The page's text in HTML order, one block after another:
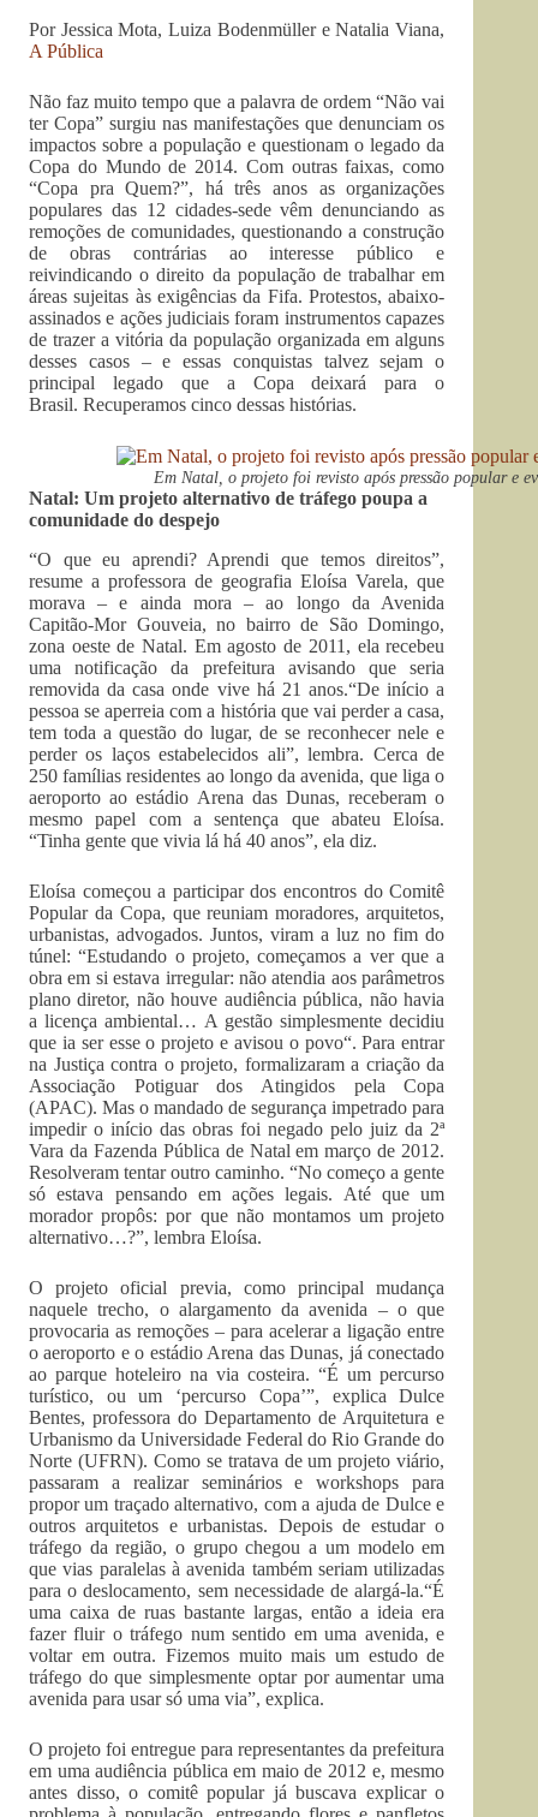
Por Jessica Mota, Luiza Bodenmüller e Natalia Viana,
A Pública
Não faz muito tempo que a palavra de ordem “Não vai
ter Copa” surgiu nas manifestações que denunciam os
impactos sobre a população e questionam o legado da
Copa do Mundo de 2014. Com outras faixas, como
“Copa pra Quem?”, há três anos as organizações
populares das 12 cidades-sede vêm denunciando as
remoções de comunidades, questionando a construção
de obras contrárias ao interesse público e
reivindicando o direito da população de trabalhar em
áreas sujeitas às exigências da Fifa. Protestos, abaixo-
assinados e ações judiciais foram instrumentos capazes
de trazer a vitória da população organizada em alguns
desses casos – e essas conquistas talvez sejam o
principal legado que a Copa deixará para o
Brasil. Recuperamos cinco dessas histórias.
Em Natal, o projeto foi revisto após pressão popular e
Natal: Um projeto alternativo de tráfego poupa a
comunidade do despejo
“O que eu aprendi? Aprendi que temos direitos”,
resume a professora de geografia Eloísa Varela, que
morava – e ainda mora – ao longo da Avenida
Capitão-Mor Gouveia, no bairro de São Domingo,
zona oeste de Natal. Em agosto de 2011, ela recebeu
uma notificação da prefeitura avisando que seria
removida da casa onde vive há 21 anos.“De início a
pessoa se aperreia com a história que vai perder a casa,
tem toda a questão do lugar, de se reconhecer nele e
perder os laços estabelecidos ali”, lembra. Cerca de
250 famílias residentes ao longo da avenida, que liga o
aeroporto ao estádio Arena das Dunas, receberam o
mesmo papel com a sentença que abateu Eloísa.
“Tinha gente que vivia lá há 40 anos”, ela diz.
Eloísa começou a participar dos encontros do Comitê
Popular da Copa, que reuniam moradores, arquitetos,
urbanistas, advogados. Juntos, viram a luz no fim do
túnel: “Estudando o projeto, começamos a ver que a
obra em si estava irregular: não atendia aos parâmetros
plano diretor, não houve audiência pública, não havia
a licença ambiental… A gestão simplesmente decidiu
que ia ser esse o projeto e avisou o povo“. Para entrar
na Justiça contra o projeto, formalizaram a criação da
Associação Potiguar dos Atingidos pela Copa
(APAC). Mas o mandado de segurança impetrado para
impedir o início das obras foi negado pelo juiz da 2ª
Vara da Fazenda Pública de Natal em março de 2012.
Resolveram tentar outro caminho. “No começo a gente
só estava pensando em ações legais. Até que um
morador propôs: por que não montamos um projeto
alternativo…?”, lembra Eloísa.
O projeto oficial previa, como principal mudança
naquele trecho, o alargamento da avenida – o que
provocaria as remoções – para acelerar a ligação entre
o aeroporto e o estádio Arena das Dunas, já conectado
ao parque hoteleiro na via costeira. “É um percurso
turístico, ou um ‘percurso Copa’”, explica Dulce
Bentes, professora do Departamento de Arquitetura e
Urbanismo da Universidade Federal do Rio Grande do
Norte (UFRN). Como se tratava de um projeto viário,
passaram a realizar seminários e workshops para
propor um traçado alternativo, com a ajuda de Dulce e
outros arquitetos e urbanistas. Depois de estudar o
tráfego da região, o grupo chegou a um modelo em
que vias paralelas à avenida também seriam utilizadas
para o deslocamento, sem necessidade de alargá-la.“É
uma caixa de ruas bastante largas, então a ideia era
fazer fluir o tráfego num sentido em uma avenida, e
voltar em outra. Fizemos muito mais um estudo de
tráfego do que simplesmente optar por aumentar uma
avenida para usar só uma via”, explica.
O projeto foi entregue para representantes da prefeitura
em uma audiência pública em maio de 2012 e, mesmo
antes disso, o comitê popular já buscava explicar o